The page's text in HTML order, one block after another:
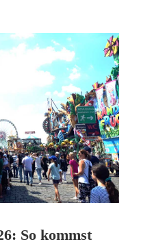
So kommst